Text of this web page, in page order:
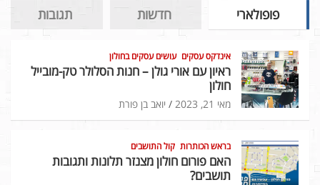
פופולארי חדשות תגובות
אינדקס עסקים עושים עסקים בחולון
ראיון עם אורי גולן – חנות הסלולר טק-מובייל
חולון
מאי 21, 2023 יואב בן פורת
בראש הכותרות קול התושבים
האם פורום חולון מצנזר תלונות ותגובות
תושבים?